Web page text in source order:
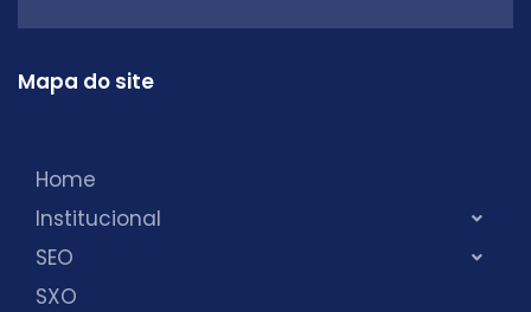
Mapa do site
Home
Institucional
SEO
SXO